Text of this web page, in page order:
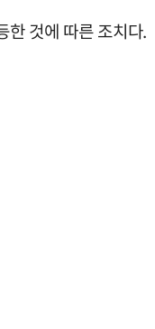
한 것에 따른 조치다.